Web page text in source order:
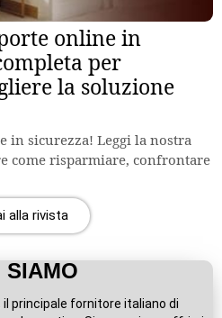
online in
per
la soluzione
in sicurezza! Leggi la nostra
come risparmiare, confrontare
alla rivista
SIAMO
principale fornitore italiano di